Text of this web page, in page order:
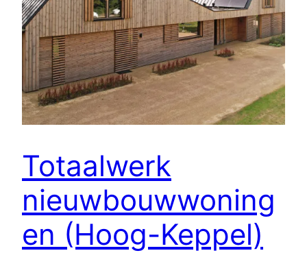
Totaalwerk
nieuwbouwwoning
en (Hoog-Keppel)